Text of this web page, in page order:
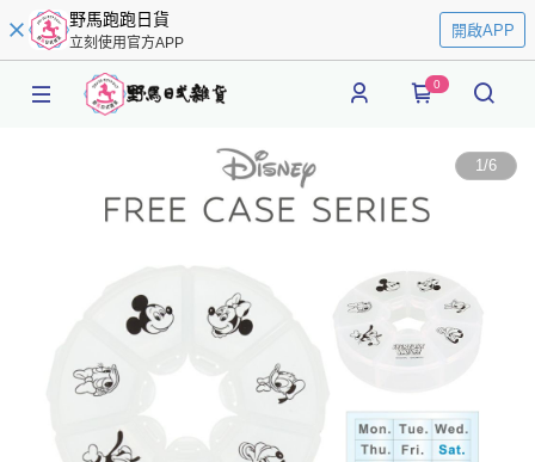
野馬跑跑日貨
立刻使用官方APP
開啟APP
0
1/6